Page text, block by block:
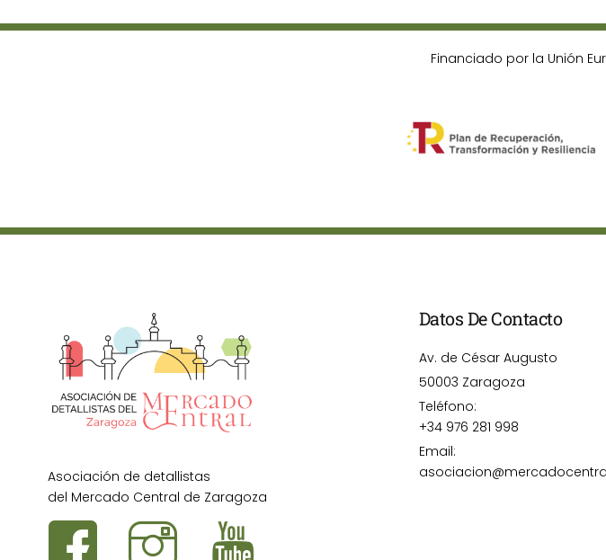
Financiado por la Unión
Asociación de detallistas
del Mercado Central de Zaragoza
Datos De Contacto
Av. de César Augusto
50003 Zaragoza
Teléfono:
+34 976 281 998
Email: